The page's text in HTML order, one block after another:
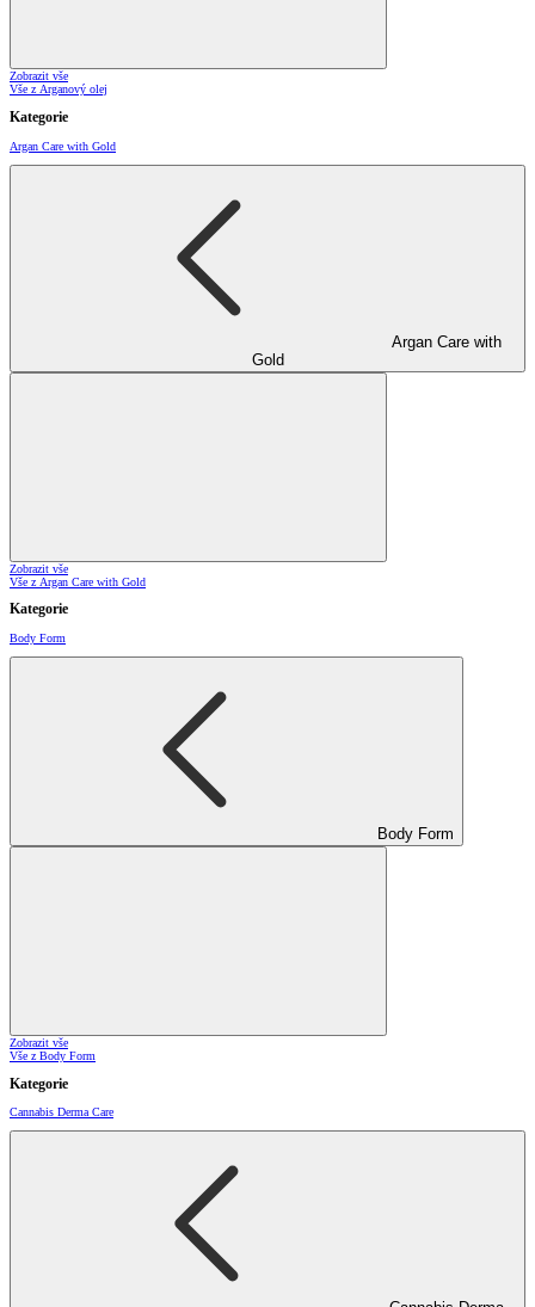
Zobrazit vše
Vše z Arganový olej
Kategorie
Argan Care with Gold
Argan Care with
Gold
Zobrazit vše
Vše z Argan Care with Gold
Kategorie
Body Form
Body Form
Zobrazit vše
Vše z Body Form
Kategorie
Cannabis Derma Care